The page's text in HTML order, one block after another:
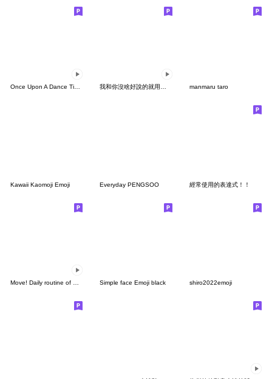
manmaru taro
Kawaii Kaomoji Emoji Everyday PENGSOO 經常使用的表達式！！
Move! Daily routine of white rabbits. Simple face Emoji black shiro2022emoji